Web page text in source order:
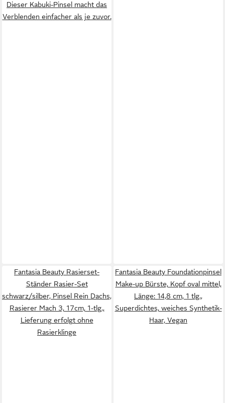
Dieser Kabuki-Pinsel macht das
Verblenden einfacher als je zuvor.
Fantasia Beauty Rasierset-
Ständer Rasier-Set
schwarz/silber, Pinsel Rein Dachs,
Rasierer Mach 3, 17cm, 1-tlg.,
Lieferung erfolgt ohne
Rasierklinge
Fantasia Beauty Foundationpinsel
Make-up Bürste, Kopf oval mittel,
Länge: 14,8 cm, 1 tlg.,
Superdichtes, weiches Synthetik-
Haar, Vegan